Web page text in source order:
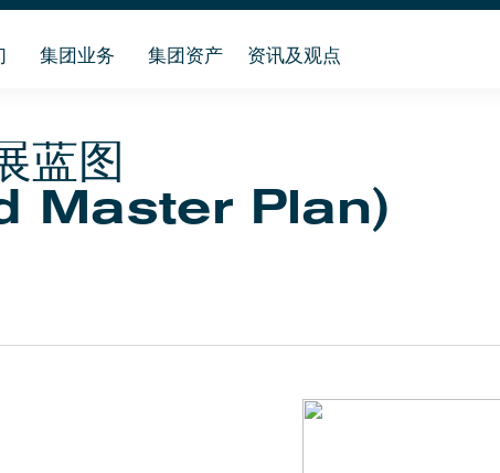
集团业务 集团资产 资讯及观点
蓝图
Master Plan)